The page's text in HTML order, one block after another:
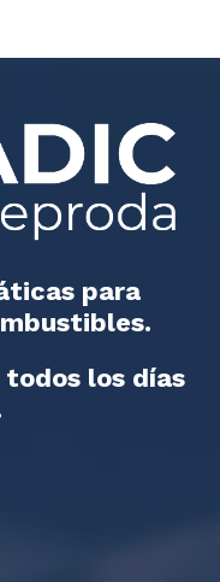
para
los días